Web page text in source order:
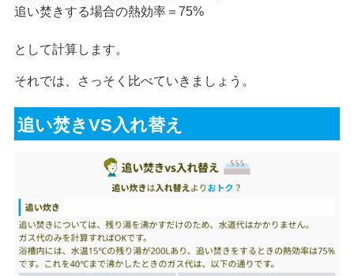
追い焚きする場合の熱効率＝75%
として計算します。
それでは、さっそく比べていきましょう。
追い焚きVS入れ替え